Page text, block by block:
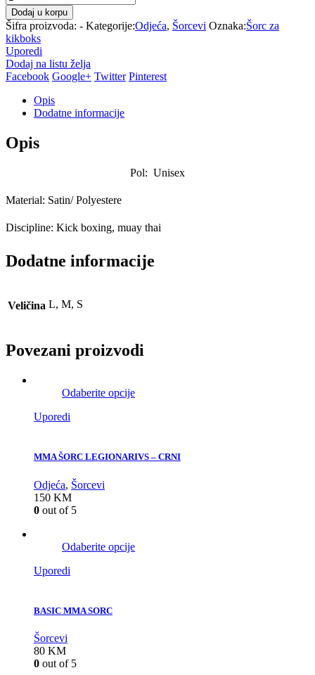
Dodaj u korpu
Šifra proizvoda: - Kategorije:Odjeća, Šorcevi Oznaka:Šorc za
kikboks
Uporedi
Dodaj na listu želja
Facebook Google+ Twitter Pinterest
Opis
Dodatne informacije
Opis
Pol: Unisex
Material: Satin/ Polyestere
Discipline: Kick boxing, muay thai
Dodatne informacije
Veličina L, M, S
Povezani proizvodi
Odaberite opcije
Uporedi
MMA ŠORC LEGIONARIVS – CRNI
Odjeća, Šorcevi
150 KM
0 out of 5
Odaberite opcije
Uporedi
BASIC MMA SORC
Šorcevi
80 KM
0 out of 5